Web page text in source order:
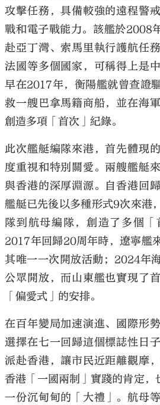
攻擊任務，具備較強的遠程警
戰和電子戰能力。該艦於2008
赴亞丁灣、索馬里執行護航任
法國等多個國家，可稱得上是
早在2017年，衡陽艦就曾查證
救一艘巴拿馬籍商船，並在海
創造多項「首次」紀錄。
此次艦艇編隊來港，首先體現
度重視和特別關愛。兩艘艦艇
與香港的深厚淵源。自香港回
艦艇已先後以多種形式9次來港
隊到航母編隊，創造了多個「
2017年回歸20周年時，遼寧艦
其唯一一次開放活動；2024年
公眾開放，而山東艦也實現了
「偏愛式」的安排。
在百年變局加速演進、國際形
選擇在七一回歸這個標誌性日
派赴香港，讓市民近距離觀摩
香港「一國兩制」實踐的肯定
一份沉甸甸的「大禮」。航母